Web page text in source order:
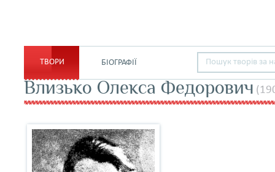
ТВОРИ БІОГРАФІЇ
Влизько Олекса Федорович